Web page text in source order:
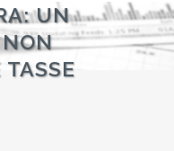
UN
NON